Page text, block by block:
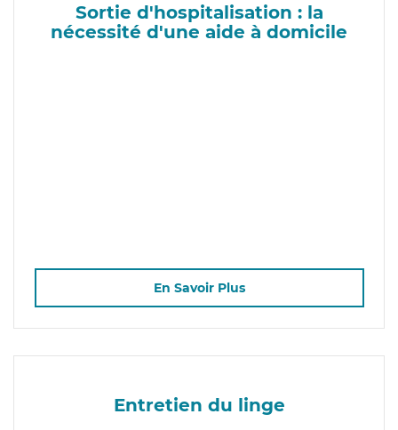
Sortie d'hospitalisation : la
nécessité d'une aide à domicile
En Savoir Plus
Entretien du linge